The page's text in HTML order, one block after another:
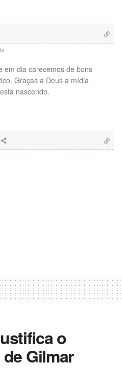
em dia carecemos de bons
Graças a Deus a mídia
nascendo.
o
Gilmar